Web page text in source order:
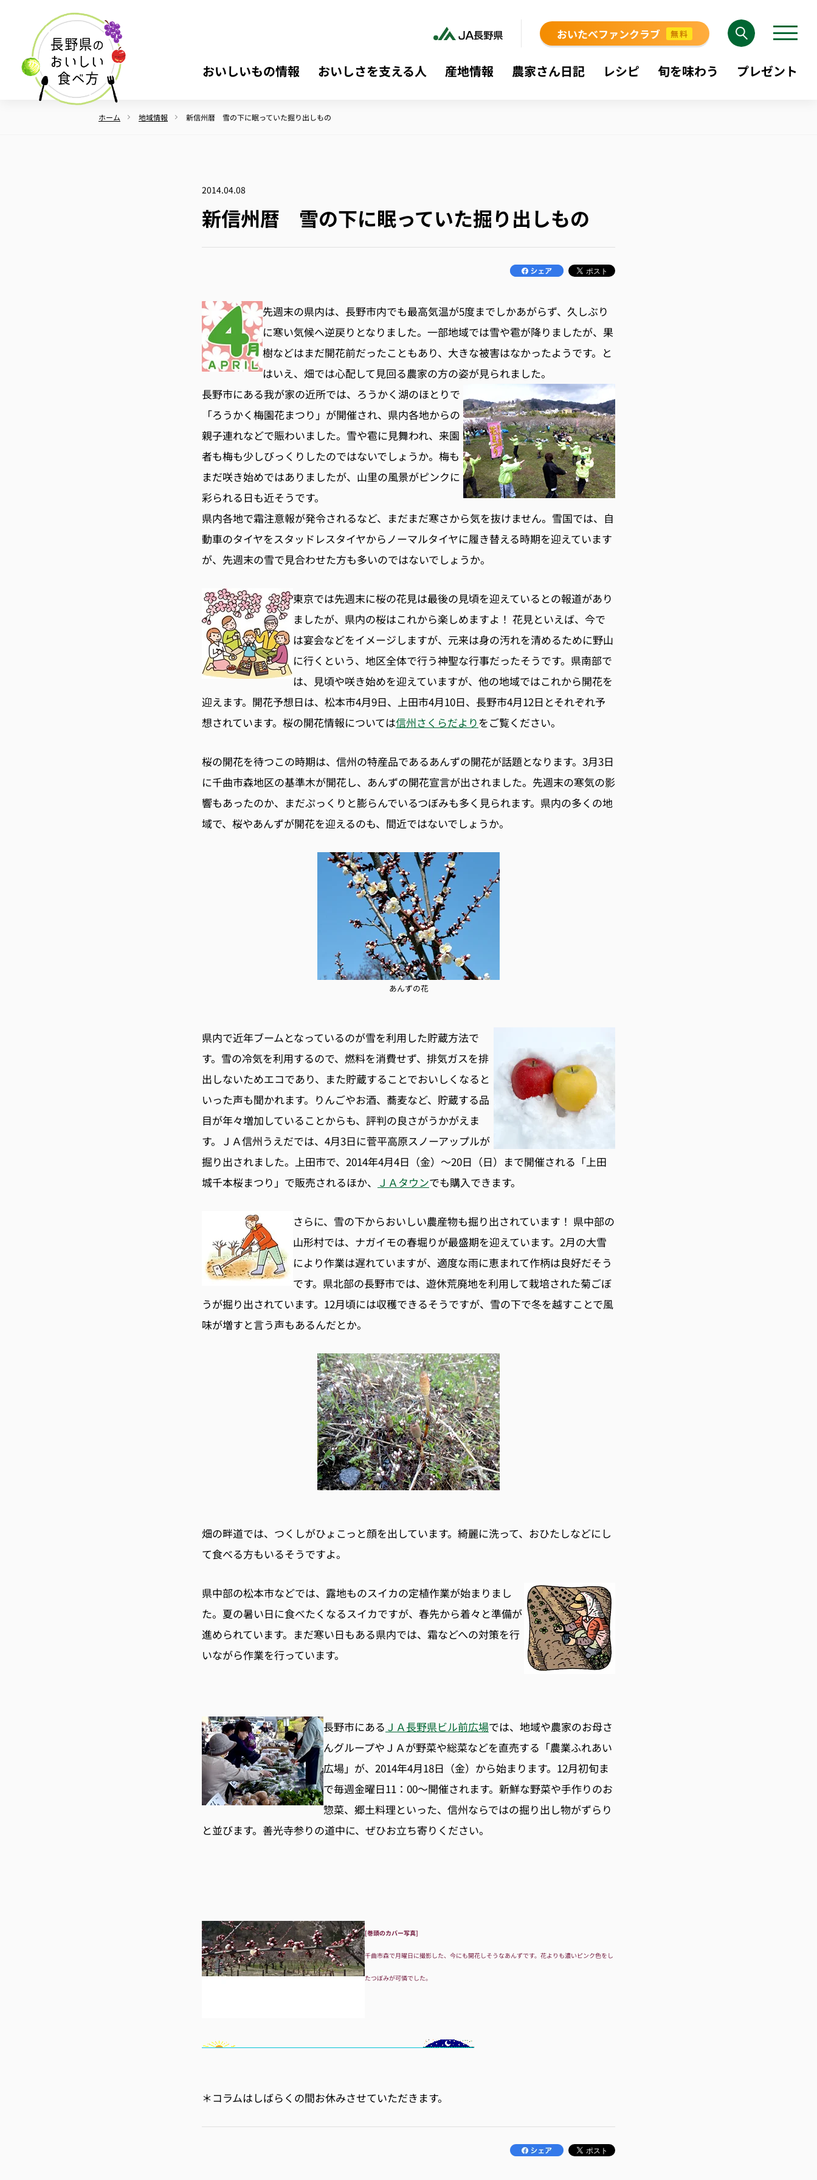
おいたべファンクラブ 無料
おいしいもの情報 おいしさを支える人 産地情報 農家さん日記 レシピ 旬を味わう プレゼント
ホーム 地域情報 新信州暦 雪の下に眠っていた掘り出しもの
2014.04.08
新信州暦 雪の下に眠っていた掘り出しもの
先週末の県内は、長野市内でも最高気温が5度までしかあがらず、久しぶり
に寒い気候へ逆戻りとなりました。一部地域では雪や雹が降りましたが、果
樹などはまだ開花前だったこともあり、大きな被害はなかったようです。と
はいえ、畑では心配して見回る農家の方の姿が見られました。
長野市にある我が家の近所では、ろうかく湖のほとりで
「ろうかく梅園花まつり」が開催され、県内各地からの
親子連れなどで賑わいました。雪や雹に見舞われ、来園
者も梅も少しびっくりしたのではないでしょうか。梅も
まだ咲き始めではありましたが、山里の風景がピンクに
彩られる日も近そうです。
県内各地で霜注意報が発令されるなど、まだまだ寒さから気を抜けません。雪国では、自
動車のタイヤをスタッドレスタイヤからノーマルタイヤに履き替える時期を迎えています
が、先週末の雪で見合わせた方も多いのではないでしょうか。
東京では先週末に桜の花見は最後の見頃を迎えているとの報道があり
ましたが、県内の桜はこれから楽しめますよ！ 花見といえば、今で
は宴会などをイメージしますが、元来は身の汚れを清めるために野山
に行くという、地区全体で行う神聖な行事だったそうです。県南部で
は、見頃や咲き始めを迎えていますが、他の地域ではこれから開花を
迎えます。開花予想日は、松本市4月9日、上田市4月10日、長野市4月12日とそれぞれ予
想されています。桜の開花情報については信州さくらだより をご覧ください。
桜の開花を待つこの時期は、信州の特産品であるあんずの開花が話題となります。3月3日
に千曲市森地区の基準木が開花し、あんずの開花宣言が出されました。先週末の寒気の影
響もあったのか、まだぷっくりと膨らんでいるつぼみも多く見られます。県内の多くの地
域で、桜やあんずが開花を迎えるのも、間近ではないでしょうか。
あんずの花
県内で近年ブームとなっているのが雪を利用した貯蔵方法で
す。雪の冷気を利用するので、燃料を消費せず、排気ガスを排
出しないためエコであり、また貯蔵することでおいしくなると
いった声も聞かれます。りんごやお酒、蕎麦など、貯蔵する品
目が年々増加していることからも、評判の良さがうかがえま
す。ＪＡ信州うえだでは、4月3日に菅平高原スノーアップルが
掘り出されました。上田市で、2014年4月4日（金）〜20日（日）まで開催される「上田
城千本桜まつり」で販売されるほか、
ＪＡタウンでも購入できます。
さらに、雪の下からおいしい農産物も掘り出されています！ 県中部の
山形村では、ナガイモの春堀りが最盛期を迎えています。2月の大雪
により作業は遅れていますが、適度な雨に恵まれて作柄は良好だそう
です。県北部の長野市では、遊休荒廃地を利用して栽培された菊ごぼ
うが掘り出されています。12月頃には収穫できるそうですが、雪の下で冬を越すことで風
味が増すと言う声もあるんだとか。
畑の畔道では、つくしがひょこっと顔を出しています。綺麗に洗って、おひたしなどにし
て食べる方もいるそうですよ。
県中部の松本市などでは、露地ものスイカの定植作業が始まりまし
た。夏の暑い日に食べたくなるスイカですが、春先から着々と準備が
進められています。まだ寒い日もある県内では、霜などへの対策を行
いながら作業を行っています。
長野市にある ＪＡ長野県ビル前広場では、地域や農家のお母さ
んグループやＪＡが野菜や総菜などを直売する「農業ふれあい
広場」が、2014年4月18日（金）から始まります。12月初旬ま
で毎週金曜日11：00〜開催されます。新鮮な野菜や手作りのお
惣菜、郷土料理といった、信州ならではの掘り出し物がずらり
と並びます。善光寺参りの道中に、ぜひお立ち寄りください。
[巻頭のカバー写真]
千曲市森で月曜日に撮影した、今にも開花しそうなあんずです。花よりも濃いピンク色をし
たつぼみが可憐でした。
＊コラムはしばらくの間お休みさせていただきます。